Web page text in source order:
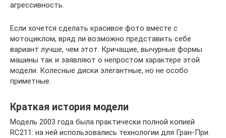
агрессивность.
Если хочется сделать красивое фото вместе с
мотоциклом, вряд ли возможно представить себе
вариант лучше, чем этот. Кричащие, вычурные формы
машины так и заявляют о непростом характере этой
модели. Колесные диски элегантные, но не особо
приметные.
Краткая история модели
Модель 2003 года была практически полной копией
RC211: на ней использовались технологии для Гран-При.